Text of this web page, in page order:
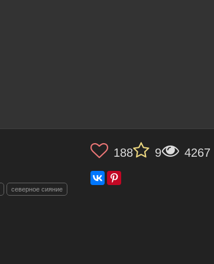
северное сияние
188 9 4267